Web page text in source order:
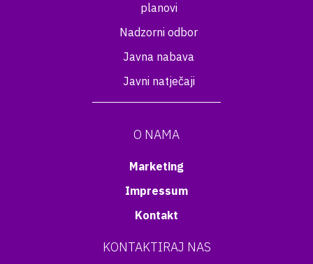
planovi
Nadzorni odbor
Javna nabava
Javni natječaji
O NAMA
Marketing
Impressum
Kontakt
KONTAKTIRAJ NAS